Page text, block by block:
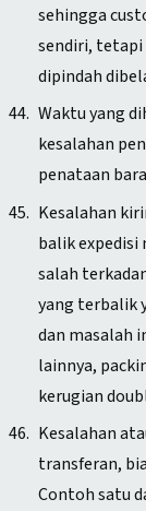
sehingga
sendiri,
dipindah
Waktu yang
kesalahan
penataan
Kesalahan
balik expedisi
salah
yang terbalik
dan masalah
lainnya,
kerugian
Kesalahan
transferan,
Contoh satu